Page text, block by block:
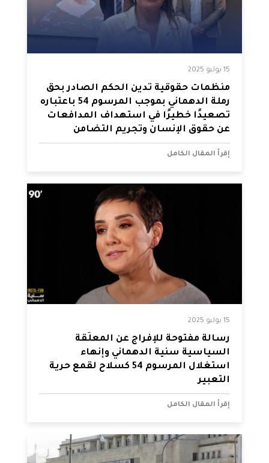
15 يوليو 2025
منظمات حقوقية تدين الحكم الصادر بحق
رملة الدهماني بموجب المرسوم 54 باعتباره
تصعيدًا خطيرًا في استهداف المدافعات
عن حقوق الإنسان وتجريم التضامن
إقرأ المقال الكامل
15 يوليو 2025
رسالة مفتوحة للإفراج عن المعلّقة
السياسية سنية الدهماني وإنهاء
استغلال المرسوم 54 كسلاح لقمع حرية
التعبير
إقرأ المقال الكامل